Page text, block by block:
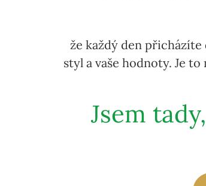
že každý den přicházíte
styl a vaše hodnoty. Je
Jsem